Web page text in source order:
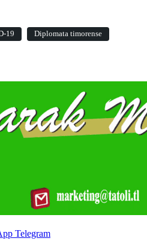
19
Diplomata timorense
Telegram